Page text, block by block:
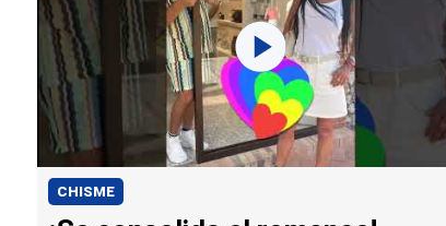
CHISME